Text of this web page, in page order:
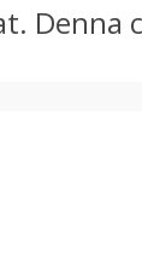
Denna